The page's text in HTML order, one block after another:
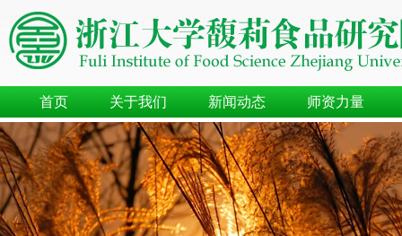
首页 关于我们 新闻动态 师资力量